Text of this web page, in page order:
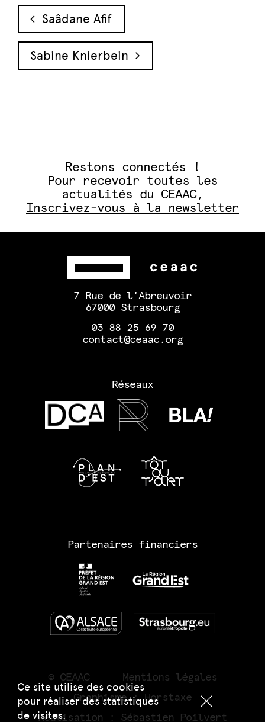
Ce site utilise des cookies
pour réaliser des statistiques
de visites.
Navigation des articles
Saâdane Afif
Sabine Knierbein
Restons connectés !
Pour recevoir toutes les
actualités du CEAAC,
Inscrivez-vous à la newsletter
7 Rue de l'Abreuvoir
67000 Strasbourg
03 88 25 69 70
contact@ceaac.org
Réseaux
Partenaires financiers
© CEAAC
Mentions légales
Graphisme : Horstaxe
Réalisation :
Sébastien Poilvert